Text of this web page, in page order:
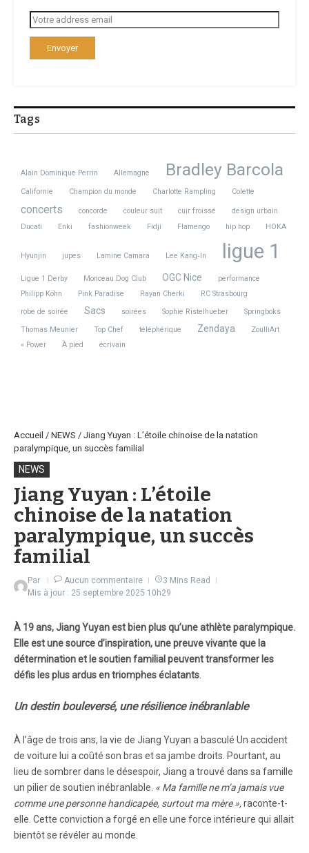
Tags
Alain Dominique Perrin Allemagne Bradley Barcola
Californie Champion du monde Charlotte Rampling Colette
concerts concorde couleur suit cuir froissé
design urbain
Ducati
Enki fashionweek Fidji Flamengo hip hop HOKA
Hyunjin jupes Lamine Camara Lee Kang‑In ligue 1
Ligue 1 Derby Monceau Dog Club OGC Nice
performance
Philipp Köhn
Pink Paradise Rayan Cherki
RC Strasbourg
robe de soirée
Sacs soirées Sophie Ristelhueber
Springboks
Thomas Meunier
Top Chef téléphérique Zendaya
ZoulliArt
« Power
À pied écrivain
Accueil / NEWS / Jiang Yuyan : L’étoile chinoise de la natation
paralympique, un succès familial
NEWS
Jiang Yuyan : L’étoile
chinoise de la natation
paralympique, un succès
familial
Par Aucun commentaire
3 Mins Read
Mis à jour : 25 septembre 2025 10h29
À 19 ans, Jiang Yuyan est bien plus qu’une athlète paralympique.
Elle est une source d’inspiration, une preuve vivante que la
détermination et le soutien familial peuvent transformer les
défis les plus ardus en triomphes éclatants.
Un destin bouleversé, une résilience inébranlable
À l’âge de trois ans, la vie de Jiang Yuyan a basculé Un accident
de voiture lui a coûté son bras et sa jambe droits. Pourtant, au
lieu de sombrer dans le désespoir, Jiang a trouvé dans sa famille
un pilier de soutien inébranlable. « Ma famille ne m’a jamais vue
comme une personne handicapée, surtout ma mère »,raconte-t-
elle. Cette conviction a forgé en elle une force intérieure qui allait
bientôt se révéler au monde.